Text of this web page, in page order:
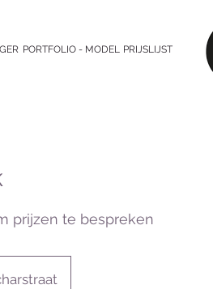
PORTFOLIO - MODEL PRIJSLIJST
prijzen te bespreken